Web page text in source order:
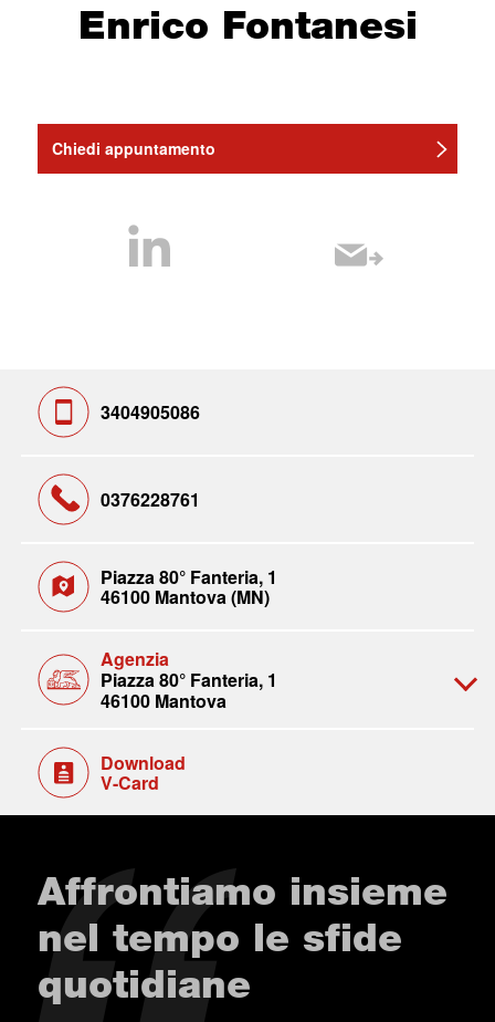
Enrico Fontanesi
Chiedi appuntamento
3404905086
0376228761
Piazza 80° Fanteria, 1
46100 Mantova (MN)
Agenzia
Piazza 80° Fanteria, 1
46100 Mantova
Download
V-Card
Affrontiamo insieme
nel tempo le sfide
quotidiane